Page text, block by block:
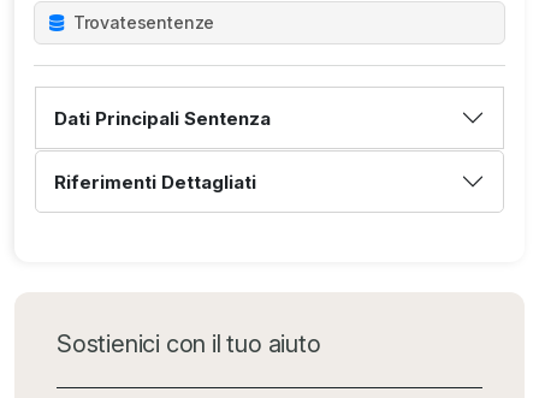
dell'Università degli Studi di Padova dall'a.a. 2016/2017.
Trovatesentenze
Dati Principali Sentenza
Riferimenti Dettagliati
Sostienici con il tuo aiuto